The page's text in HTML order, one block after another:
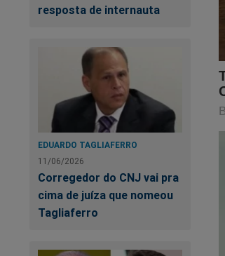
resposta de internauta
EDUARDO TAGLIAFERRO
11/06/2026
Corregedor do CNJ vai pra
cima de juíza que nomeou
Tagliaferro